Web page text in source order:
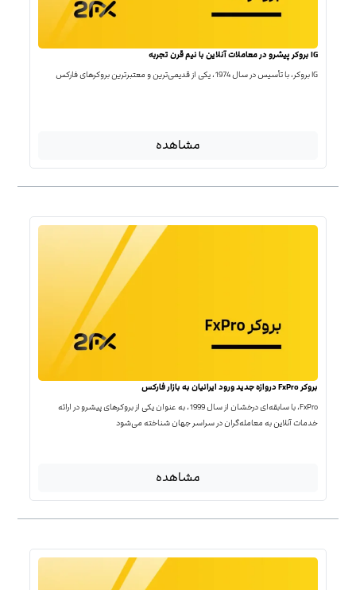
IG بروکر پیشرو در معاملات آنلاین با نیم قرن تجربه
IG بروکر، با تأسیس در سال 1974، یکی از قدیمی‌ترین و معتبرترین بروکرهای فارکس
مشاهده
بروکر FxPro دروازه جدید ورود ایرانیان به بازار فارکس
FxPro، با سابقه‌ای درخشان از سال 1999، به عنوان یکی از بروکرهای پیشرو در ارائه
خدمات آنلاین به معامله‌گران در سراسر جهان شناخته می‌شود
مشاهده